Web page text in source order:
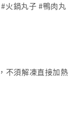
火鍋丸子 #鴨肉丸
不須解凍直接加熱